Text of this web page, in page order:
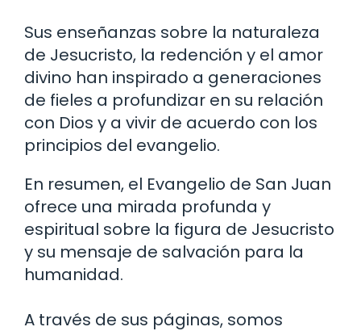
Sus enseñanzas sobre la naturaleza
de Jesucristo, la redención y el amor
divino han inspirado a generaciones
de fieles a profundizar en su relación
con Dios y a vivir de acuerdo con los
principios del evangelio.
En resumen, el Evangelio de San Juan
ofrece una mirada profunda y
espiritual sobre la figura de Jesucristo
y su mensaje de salvación para la
humanidad.
A través de sus páginas, somos